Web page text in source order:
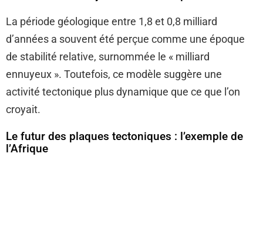
La période géologique entre 1,8 et 0,8 milliard
d’années a souvent été perçue comme une époque
de stabilité relative, surnommée le « milliard
ennuyeux ». Toutefois, ce modèle suggère une
activité tectonique plus dynamique que ce que l’on
croyait.
Le futur des plaques tectoniques : l’exemple de
l’Afrique